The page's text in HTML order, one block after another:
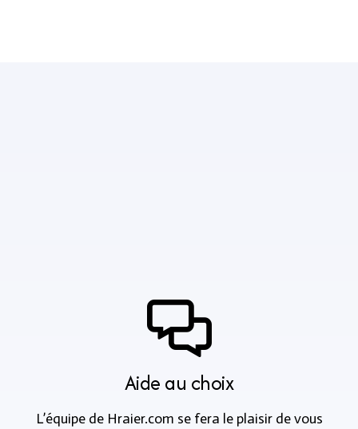
Aide au choix
L’équipe de Hraier.com se fera le plaisir de vous